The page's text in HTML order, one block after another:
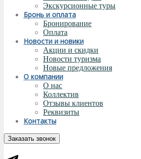
Экскурсионные туры
Бронь и оплата
Бронирование
Оплата
Новости и новики
Акции и скидки
Новости туризма
Новые предложения
О компании
О нас
Коллектив
Отзывы клиентов
Реквизиты
Контакты
Заказать звонок